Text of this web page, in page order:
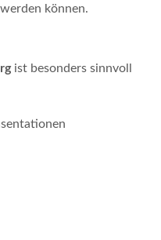
können.
ist besonders sinnvoll